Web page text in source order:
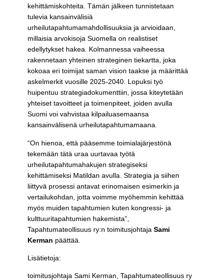
kehittämiskohteita. Tämän jälkeen tunnistetaan
tulevia kansainvälisiä
urheilutapahtumamahdollisuuksia ja arvioidaan,
millaisia arvokisoja Suomella on realistiset
edellytykset hakea. Kolmannessa vaiheessa
rakennetaan yhteinen strateginen tiekartta, joka
kokoaa eri toimijat saman vision taakse ja määrittää
askelmerkit vuosille 2025-2040. Lopuksi työ
huipentuu strategiadokumenttiin, jossa kiteytetään
yhteiset tavoitteet ja toimenpiteet, joiden avulla
Suomi voi vahvistaa kilpailuasemaansa
kansainvälisenä urheilutapahtumamaana.
“On hienoa, että pääsemme toimialajärjestönä
tekemään tätä uraa uurtavaa työtä
urheilutapahtumahakujen strategiseksi
kehittämiseksi Matildan avulla. Strategia ja siihen
liittyvä prosessi antavat erinomaisen esimerkin ja
vertailukohdan, jotta voimme myöhemmin kehittää
myös muiden tapahtumien kuten kongressi- ja
kulttuuritapahtumien hakemista”,
Tapahtumateollisuus ry:n toimitusjohtaja Sami
Kerman päättää.
Lisätietoja:
toimitusjohtaja Sami Kerman, Tapahtumateollisuus ry